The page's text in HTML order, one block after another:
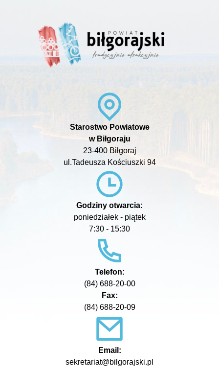
Starostwo Powiatowe
w Biłgoraju
23-400 Biłgoraj
ul.Tadeusza Kościuszki 94
Godziny otwarcia:
poniedziałek - piątek
7:30 - 15:30
Telefon:
(84) 688-20-00
Fax:
(84) 688-20-09
Email:
sekretariat@bilgorajski.pl